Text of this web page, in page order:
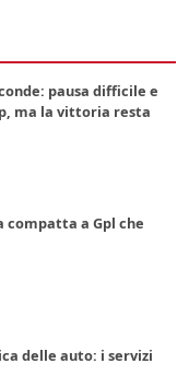
pausa difficile e
ma la vittoria resta
compatta a Gpl che
delle auto: i servizi